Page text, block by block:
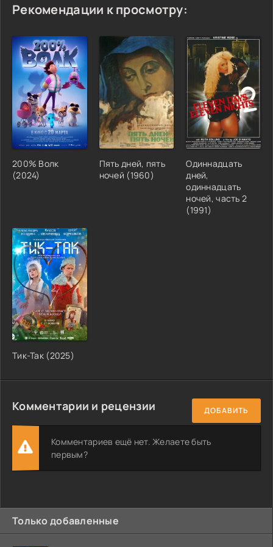
Рекомендации к просмотру:
200% Волк
(2024)
Пять дней, пять
ночей (1960)
Одиннадцать
дней,
одиннадцать
ночей, часть 2
(1991)
Тик-Так (2025)
Комментарии и рецензии ДОБАВИТЬ
Комментариев ещё нет. Желаете быть
первым?
Только добавленные